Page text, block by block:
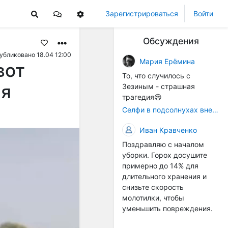
Зарегистрироваться Войти
18.04 12:00
Обсуждения
Мария Ерёмина
То, что случилось с
Зезиным - страшная
трагедия😢
Селфи в подсолнухах вне закона: За проникновение на сельхозземли без разрешения хотят штрафовать
Иван Кравченко
Поздравляю с началом
уборки. Горох досушите
примерно до 14% для
длительного хранения и
снизьте скорость
молотилки, чтобы
уменьшить повреждения.